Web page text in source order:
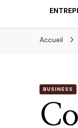
Accueil
BUSINESS